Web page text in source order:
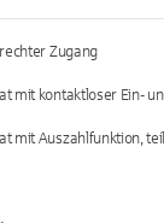
Zugang
mit kontaktloser Ein-
mit Auszahlfunktion,